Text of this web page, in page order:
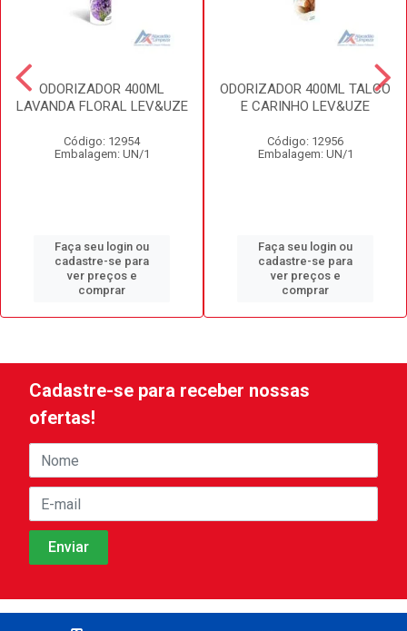
ODORIZADOR 400ML
LAVANDA FLORAL LEV&UZE
Código: 12954
Embalagem: UN/1
Faça seu login ou
cadastre-se para
ver preços e
comprar
ODORIZADOR 400ML TALCO
E CARINHO LEV&UZE
Código: 12956
Embalagem: UN/1
Faça seu login ou
cadastre-se para
ver preços e
comprar
Cadastre-se para receber nossas
ofertas!